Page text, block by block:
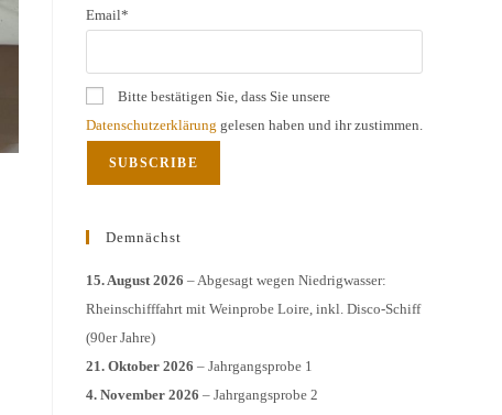
Email*
Bitte bestätigen Sie, dass Sie unsere
Datenschutzerklärung gelesen haben und ihr zustimmen.
Demnächst
15. August 2026 – Abgesagt wegen Niedrigwasser:
Rheinschifffahrt mit Weinprobe Loire, inkl. Disco-Schiff
(90er Jahre)
21. Oktober 2026 – Jahrgangsprobe 1
4. November 2026 – Jahrgangsprobe 2